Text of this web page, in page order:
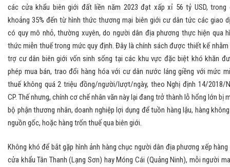
các cửa khẩu biên giới đất liền năm 2023 đạt xấp xỉ 56 tỷ USD, trong
khoảng 35% đến từ hình thức thương mại biên giới cư dân tức các giao
có quy mô nhỏ, thường xuyên, do người dân địa phương thực hiện qua
thức miễn thuế trong mức quy định. Đây là chính sách được thiết kế nhằm
trợ cư dân biên giới vốn sinh sống tại các khu vực đặc biệt khó khăn
phép mua bán, trao đổi hàng hóa với cư dân nước láng giềng với mức
thuế không quá 2 triệu đồng/người/lượt/ngày, theo Nghị định 14/2018/
CP. Thế nhưng, chính cơ chế nhân văn này lại đang trở thành lỗ hổng lớn bị
bộ phận thương nhân, doanh nghiệp lợi dụng để tuồn hàng lậu, hàng
nguồn gốc, hoặc hàng trốn thuế qua biên giới.
Không khó để bắt gặp hình ảnh hàng chục người dân địa phương xếp
cửa khẩu Tân Thanh (Lạng Sơn) hay Móng Cái (Quảng Ninh), mỗi người